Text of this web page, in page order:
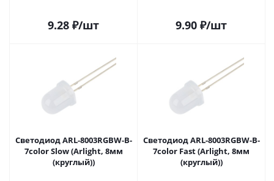
9.28 ₽/шт 9.90 ₽/шт
Светодиод ARL-8003RGBW-B-
7color Slow (Arlight, 8мм
(круглый))
Светодиод ARL-8003RGBW-B-
7color Fast (Arlight, 8мм
(круглый))